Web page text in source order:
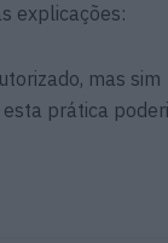
explicações:
mas sim
prática